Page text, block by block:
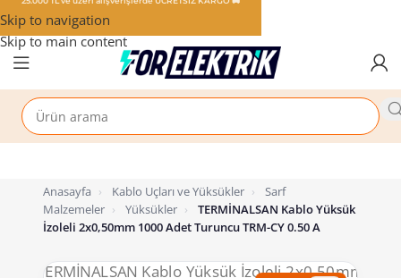
Skip to navigation
Skip to main content
Anasayfa › Kablo Uçları ve Yüksükler ›
Sarf
Malzemeler › Yüksükler ›
TERMİNALSAN Kablo Yüksük
İzoleli 2x0,50mm 1000 Adet Turuncu TRM-CY 0.50 A